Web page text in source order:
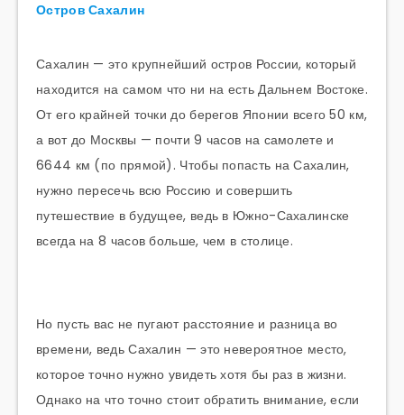
Остров Сахалин
Сахалин — это крупнейший остров России, который
находится на самом что ни на есть Дальнем Востоке.
От его крайней точки до берегов Японии всего 50 км,
а вот до Москвы — почти 9 часов на самолете и
6644 км (по прямой). Чтобы попасть на Сахалин,
нужно пересечь всю Россию и совершить
путешествие в будущее, ведь в Южно-Сахалинске
всегда на 8 часов больше, чем в столице.
Но пусть вас не пугают расстояние и разница во
времени, ведь Сахалин — это невероятное место,
которое точно нужно увидеть хотя бы раз в жизни.
Однако на что точно стоит обратить внимание, если